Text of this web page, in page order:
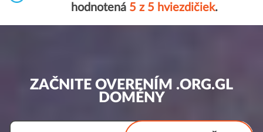
hodnotená 5 z 5 hviezdičiek.
ZAČNITE OVERENÍM .ORG.GL
DOMÉNY